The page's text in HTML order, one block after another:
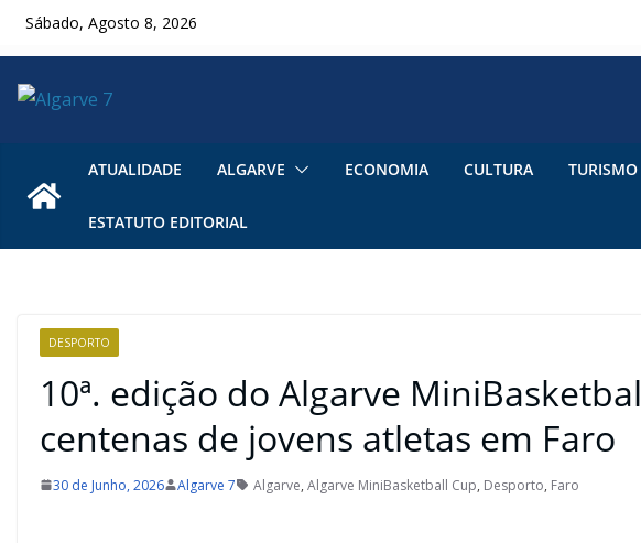
SkipSábado, Agosto 8, 2026
ATUALIDADE ALGARVE ECONOMIA CULTURA TURISMO
ESTATUTO EDITORIAL
DESPORTO
10ª. edição do Algarve
centenas de jovens atletas em
30 de Junho, 2026 Algarve 7 Algarve, Algarve MiniBasketball Cup, Desporto, Faro